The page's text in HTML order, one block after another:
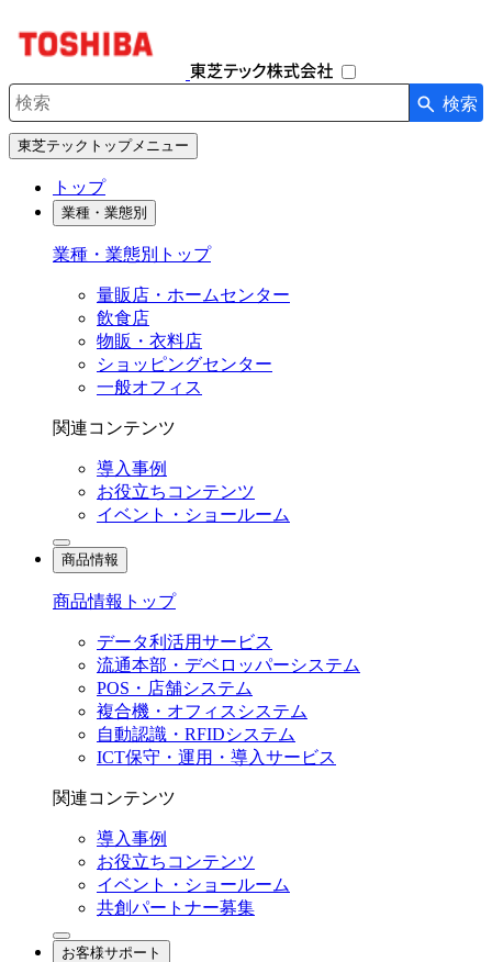
ー
検索キーワード入力 検索
東芝テックトップメニュー
トップ
業種・業態別
業種・業態別トップ
量販店・ホームセンター
飲食店
物販・衣料店
ショッピングセンター
一般オフィス
関連コンテンツ
導入事例
お役立ちコンテンツ
イベント・ショールーム
商品情報
商品情報トップ
データ利活用サービス
流通本部・デベロッパーシステム
POS・店舗システム
複合機・オフィスシステム
自動認識・RFIDシステム
ICT保守・運用・導入サービス
関連コンテンツ
導入事例
お役立ちコンテンツ
イベント・ショールーム
共創パートナー募集
お客様サポート